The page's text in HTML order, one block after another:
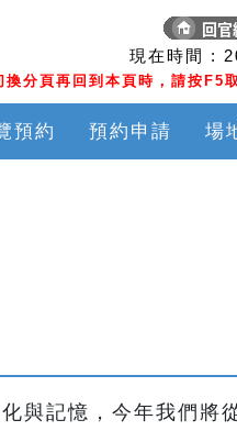
現在時間 :
換分頁再回到本頁時，請按F5
預約 預約申請 場
與記憶，今年我們將